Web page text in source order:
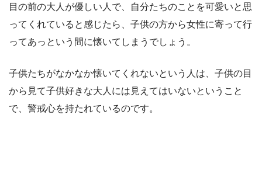
目の前の大人が優しい人で、自分たちのことを可愛いと思
ってくれていると感じたら、子供の方から女性に寄って行
ってあっという間に懐いてしまうでしょう。
子供たちがなかなか懐いてくれないという人は、子供の目
から見て子供好きな大人には見えてはいないということ
で、警戒心を持たれているのです。